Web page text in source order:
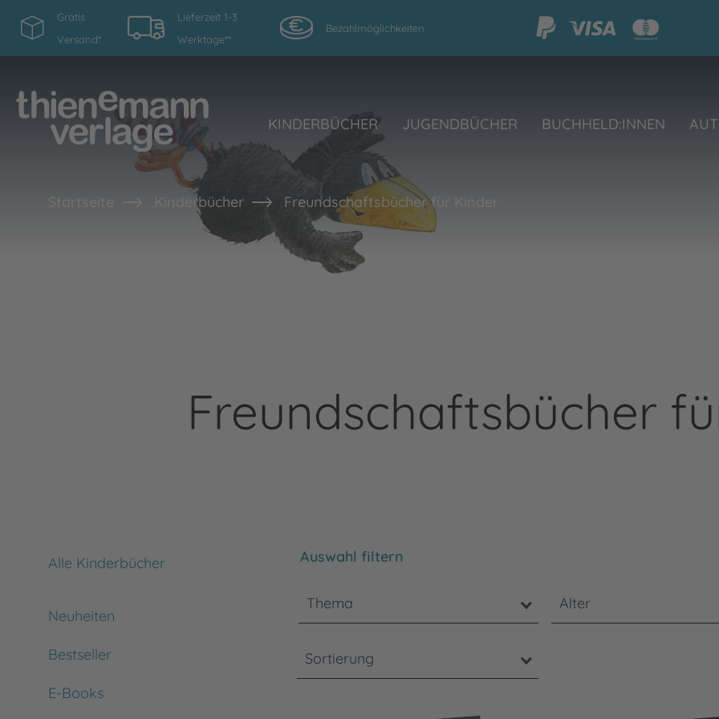
Gratis
Versand*
Lieferzeit 1-3
Werktage**
Bezahlmöglichkeiten
KINDERBÜCHER JUGENDBÜCHER BUCHHELD:INNEN
Kinderbücher Freundschaftsbücher für Kinder
Freundschaftsbücher
Alle Kinderbücher
Neuheiten
Bestseller
E-Books
Bitte beachten Sie, dass die Benutzung der nachstehenden
Auswahl filtern
Thema Alter
Sortierung